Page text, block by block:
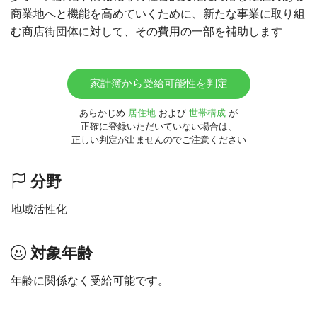
商業地へと機能を高めていくために、新たな事業に取り組
む商店街団体に対して、その費用の一部を補助します
家計簿から受給可能性を判定
あらかじめ 居住地 および 世帯構成 が
正確に登録いただいていない場合は、
正しい判定が出ませんのでご注意ください
分野
地域活性化
対象年齢
年齢に関係なく受給可能です。